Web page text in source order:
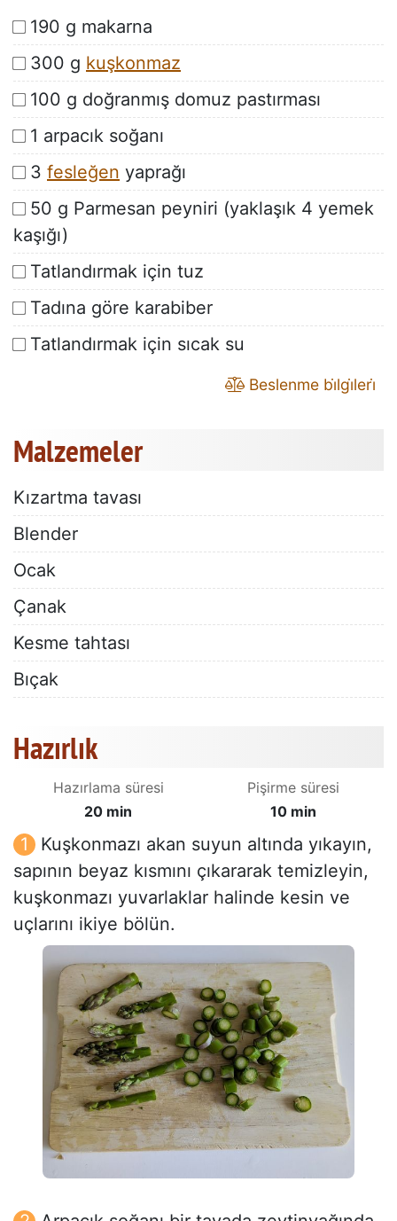
190 g makarna
300 g kuşkonmaz
100 g doğranmış domuz pastırması
1 arpacık soğanı
3 fesleğen yaprağı
50 g Parmesan peyniri (yaklaşık 4 yemek
kaşığı)
Tatlandırmak için tuz
Tadına göre karabiber
Tatlandırmak için sıcak su
Beslenme bi̇lgi̇leri̇
Malzemeler
Kızartma tavası
Blender
Ocak
Çanak
Kesme tahtası
Bıçak
Hazırlık
Hazırlama süresi
20 min
Pişirme süresi
10 min
Kuşkonmazı akan suyun altında yıkayın,
sapının beyaz kısmını çıkararak temizleyin,
kuşkonmazı yuvarlaklar halinde kesin ve
uçlarını ikiye bölün.